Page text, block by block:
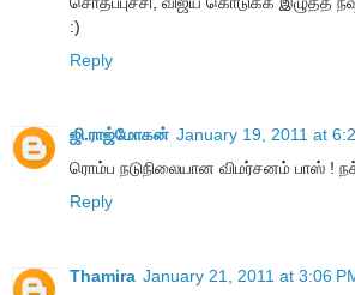
:)
Reply
ஜி.ராஜ்மோகன் January 19, 2011 at
ரொம்ப நடுநிலையான விமர்சனம் பாஸ் !
Reply
Thamira January 21, 2011 at 3:06